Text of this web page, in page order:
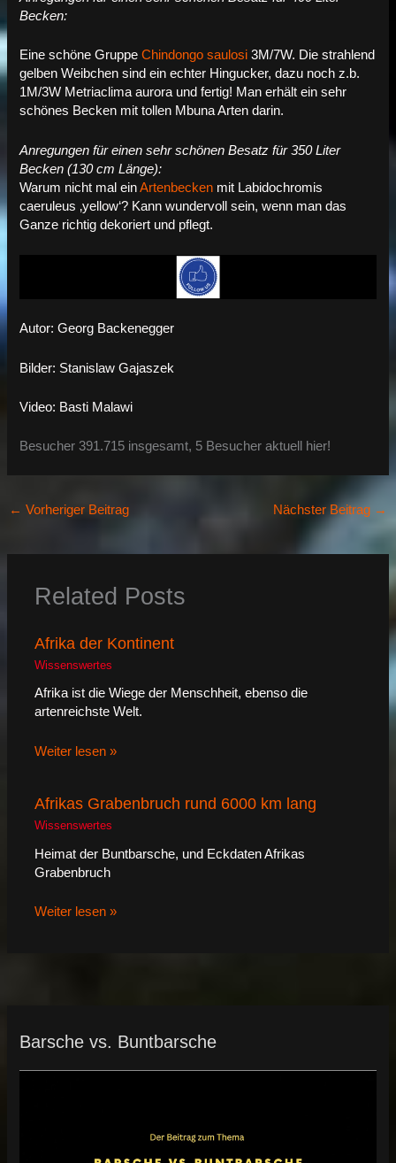
Becken:
Eine schöne GruppeChindongo saulosi 3M/7W. Die strahlend
gelben Weibchen sind ein echter Hingucker, dazu noch z.b.
1M/3W Metriaclima aurora und fertig! Man erhält ein sehr
schönes Becken mit tollen Mbuna Arten darin.
Anregungen für einen sehr schönen Besatz für 350 Liter
Becken (130 cm Länge):
Warum nicht mal einArtenbecken mit Labidochromis
caeruleus ‚yellow‘? Kann wundervoll sein, wenn man das
Ganze richtig dekoriert und pflegt.
Autor: Georg Backenegger
Bilder: Stanislaw Gajaszek
Video: Basti Malawi
Besucher 391.715 insgesamt, 5 Besucher aktuell hier!
← Vorheriger Beitrag Nächster Beitrag →
Related Posts
Afrika der Kontinent
Wissenswertes
Afrika ist die Wiege der Menschheit, ebenso die
artenreichste Welt.
Weiter lesen »
Afrikas Grabenbruch rund 6000 km lang
Wissenswertes
Heimat der Buntbarsche, und Eckdaten Afrikas
Grabenbruch
Weiter lesen »
Barsche vs. Buntbarsche